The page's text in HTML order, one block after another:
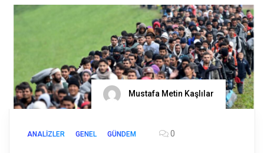
Mustafa Metin Kaşlılar
ANALIZLER GENEL GÜNDEM 0